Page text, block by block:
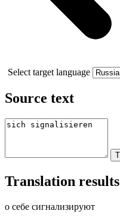
Select target language
Source text
Translation results
о себе сигнализируют